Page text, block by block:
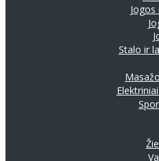
Stalo ir